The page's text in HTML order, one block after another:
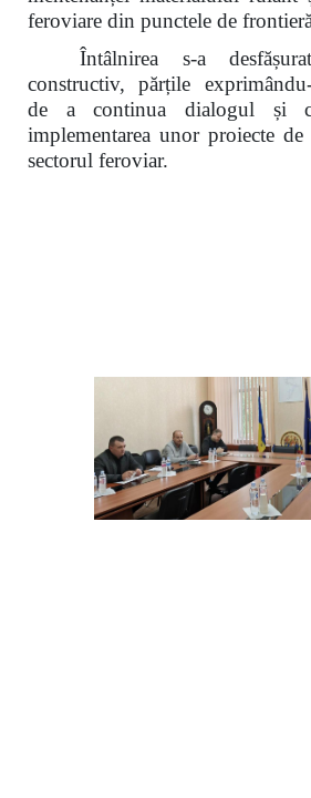
feroviare din punctele de
Întâlnirea s-a
constructiv, părțile
de a continua dialogul și
implementarea unor proiecte
sectorul feroviar.